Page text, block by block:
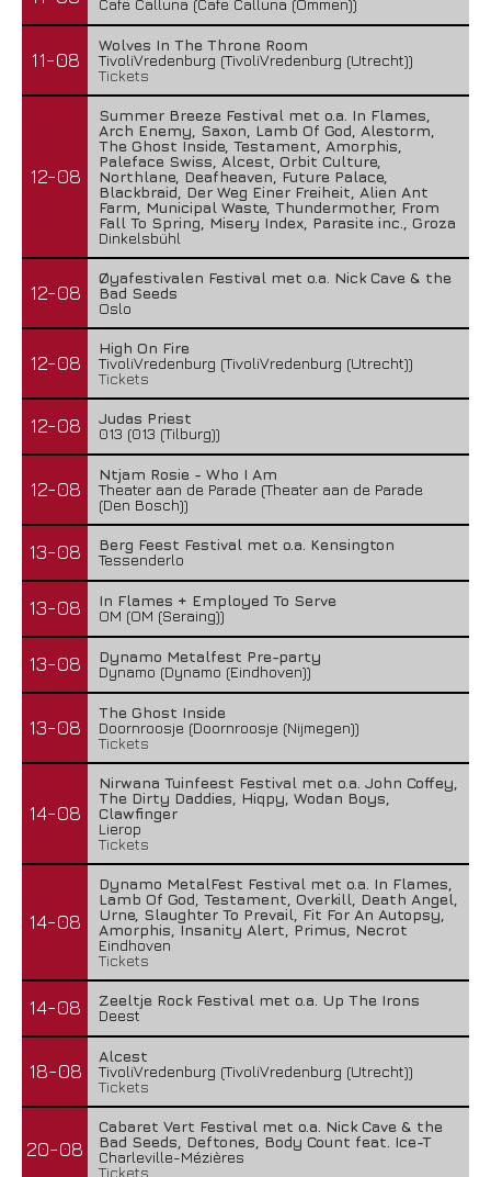
Cafe Calluna (Cafe Calluna (Ommen))
11-08
Wolves In The Throne Room
TivoliVredenburg (TivoliVredenburg (Utrecht))
Tickets
12-08
Summer Breeze Festival met o.a. In Flames,
Arch Enemy, Saxon, Lamb Of God, Alestorm,
The Ghost Inside, Testament, Amorphis,
Paleface Swiss, Alcest, Orbit Culture,
Northlane, Deafheaven, Future Palace,
Blackbraid, Der Weg Einer Freiheit, Alien Ant
Farm, Municipal Waste, Thundermother, From
Fall To Spring, Misery Index, Parasite inc., Groza
Dinkelsbühl
12-08
Øyafestivalen Festival met o.a. Nick Cave & the
Bad Seeds
Oslo
12-08
High On Fire
TivoliVredenburg (TivoliVredenburg (Utrecht))
Tickets
12-08
Judas Priest
013 (013 (Tilburg))
12-08
Ntjam Rosie - Who I Am
Theater aan de Parade (Theater aan de Parade
(Den Bosch))
13-08
Berg Feest Festival met o.a. Kensington
Tessenderlo
13-08
In Flames + Employed To Serve
OM (OM (Seraing))
13-08
Dynamo Metalfest Pre-party
Dynamo (Dynamo (Eindhoven))
13-08
The Ghost Inside
Doornroosje (Doornroosje (Nijmegen))
Tickets
14-08
Nirwana Tuinfeest Festival met o.a. John Coffey,
The Dirty Daddies, Hiqpy, Wodan Boys,
Clawfinger
Lierop
Tickets
14-08
Dynamo MetalFest Festival met o.a. In Flames,
Lamb Of God, Testament, Overkill, Death Angel,
Urne, Slaughter To Prevail, Fit For An Autopsy,
Amorphis, Insanity Alert, Primus, Necrot
Eindhoven
Tickets
14-08
Zeeltje Rock Festival met o.a. Up The Irons
Deest
18-08
Alcest
TivoliVredenburg (TivoliVredenburg (Utrecht))
Tickets
20-08
Cabaret Vert Festival met o.a. Nick Cave & the
Bad Seeds, Deftones, Body Count feat. Ice-T
Charleville-Mézières
Tickets